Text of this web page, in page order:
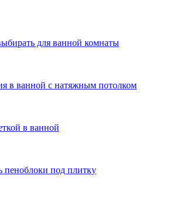
для ванной комнаты
в ванной с натяжным потолком
в ванной
пеноблоки под плитку